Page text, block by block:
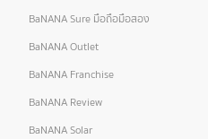
BaNANA Sure มือถือมือสอง
BaNANA Outlet
BaNANA Franchise
BaNANA Review
BaNANA Solar